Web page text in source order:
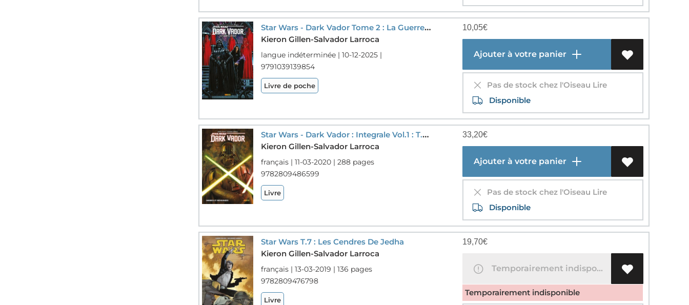
Star Wars - Dark Vador Tome 2 : La Guerre Shu-torun
Kieron Gillen-Salvador Larroca
langue indéterminée | 10-12-2025 |
9791039139854
Livre de poche
10,05€
Ajouter à votre panier
Pas de stock chez l'Oiseau Lire
Disponible
Star Wars - Dark Vador : Integrale Vol.1 : T.1 Et T.2 : Ombres Et Mensonges
Kieron Gillen-Salvador Larroca
français | 11-03-2020 | 288 pages
9782809486599
Livre
33,20€
Ajouter à votre panier
Pas de stock chez l'Oiseau Lire
Disponible
Star Wars T.7 : Les Cendres De Jedha
Kieron Gillen-Salvador Larroca
français | 13-03-2019 | 136 pages
9782809476798
Livre
19,70€
Temporairement indisponible
Temporairement indisponible